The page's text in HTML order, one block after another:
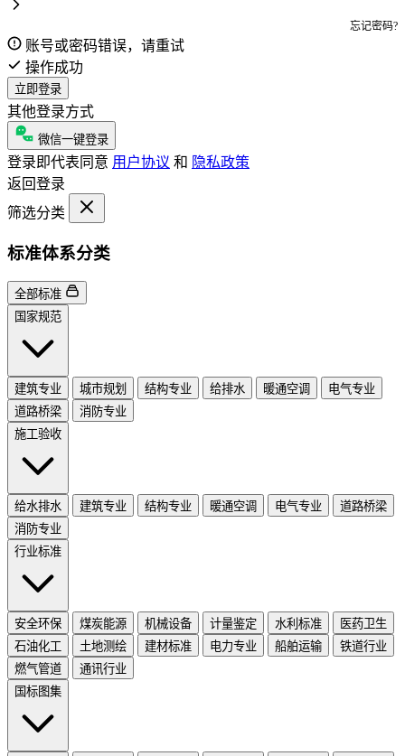
忘记密码?
账号或密码错误，请重试
操作成功
立即登录
其他登录方式
微信一键登录
登录即代表同意 用户协议 和 隐私政策
返回登录
筛选分类
标准体系分类
全部标准
国家规范
建筑专业 城市规划 结构专业 给排水 暖通空调
电气专业
道路桥梁
消防专业
施工验收
给水排水 建筑专业 结构专业 暖通空调 电气专业
道路桥梁
消防专业
行业标准
安全环保 煤炭能源 机械设备 计量鉴定 水利标准
医药卫生
石油化工
土地测绘 建材标准 电力专业 船舶运输
铁道行业
燃气管道
通讯行业
国标图集